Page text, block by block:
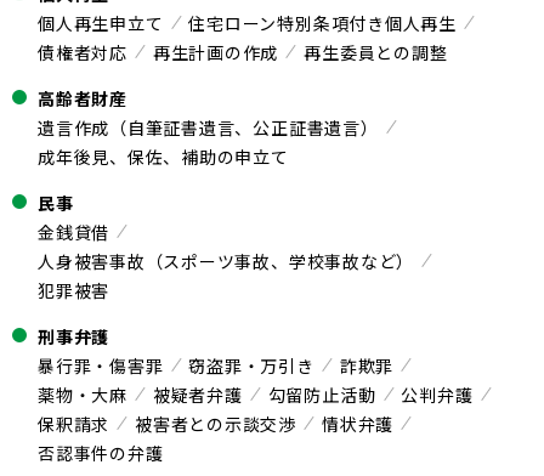
個人再生申立て
住宅ローン特別条項付き個人再生
債権者対応
再生計画の作成
再生委員との調整
高齢者財産
遺言作成（自筆証書遺言、公正証書遺言）
成年後見、保佐、補助の申立て
民事
金銭貸借
人身被害事故（スポーツ事故、学校事故など）
犯罪被害
刑事弁護
暴行罪・傷害罪
窃盗罪・万引き
詐欺罪
薬物・大麻
被疑者弁護 勾留防止活動
公判弁護
保釈請求
被害者との示談交渉
情状弁護
否認事件の弁護